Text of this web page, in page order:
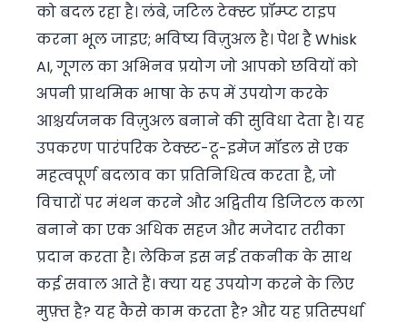
को बदल रहा है। लंबे, जटिल टेक्स्ट प्रॉम्प्ट टाइप
करना भूल जाइए; भविष्य विज़ुअल है। पेश है Whisk
AI, गूगल का अभिनव प्रयोग जो आपको छवियों को
अपनी प्राथमिक भाषा के रूप में उपयोग करके
आश्चर्यजनक विज़ुअल बनाने की सुविधा देता है। यह
उपकरण पारंपरिक टेक्स्ट-टू-इमेज मॉडल से एक
महत्वपूर्ण बदलाव का प्रतिनिधित्व करता है, जो
विचारों पर मंथन करने और अद्वितीय डिजिटल कला
बनाने का एक अधिक सहज और मजेदार तरीका
प्रदान करता है। लेकिन इस नई तकनीक के साथ
कई सवाल आते हैं। क्या यह उपयोग करने के लिए
मुफ़्त है? यह कैसे काम करता है? और यह प्रतिस्पर्धा